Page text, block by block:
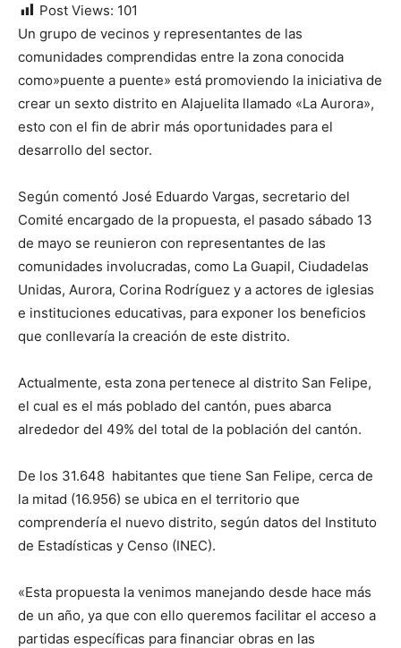
Post Views: 101
Un grupo de vecinos y representantes de las
comunidades comprendidas entre la zona conocida
como»puente a puente» está promoviendo la iniciativa de
crear un sexto distrito en Alajuelita llamado «La Aurora»,
esto con el fin de abrir más oportunidades para el
desarrollo del sector.
Según comentó José Eduardo Vargas, secretario del
Comité encargado de la propuesta, el pasado sábado 13
de mayo se reunieron con representantes de las
comunidades involucradas, como La Guapil, Ciudadelas
Unidas, Aurora, Corina Rodríguez y a actores de iglesias
e instituciones educativas, para exponer los beneficios
que conllevaría la creación de este distrito.
Actualmente, esta zona pertenece al distrito San Felipe,
el cual es el más poblado del cantón, pues abarca
alrededor del 49% del total de la población del cantón.
De los 31.648 habitantes que tiene San Felipe, cerca de
la mitad (16.956) se ubica en el territorio que
comprendería el nuevo distrito, según datos del Instituto
de Estadísticas y Censo (INEC).
«Esta propuesta la venimos manejando desde hace más
de un año, ya que con ello queremos facilitar el acceso a
partidas específicas para financiar obras en las